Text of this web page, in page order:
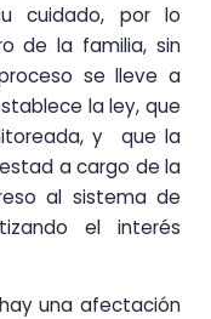
cuidado, por lo
de la familia, sin
se lleve a
la ley, que
y que la
a cargo de la
al sistema de
el interés
una afectación